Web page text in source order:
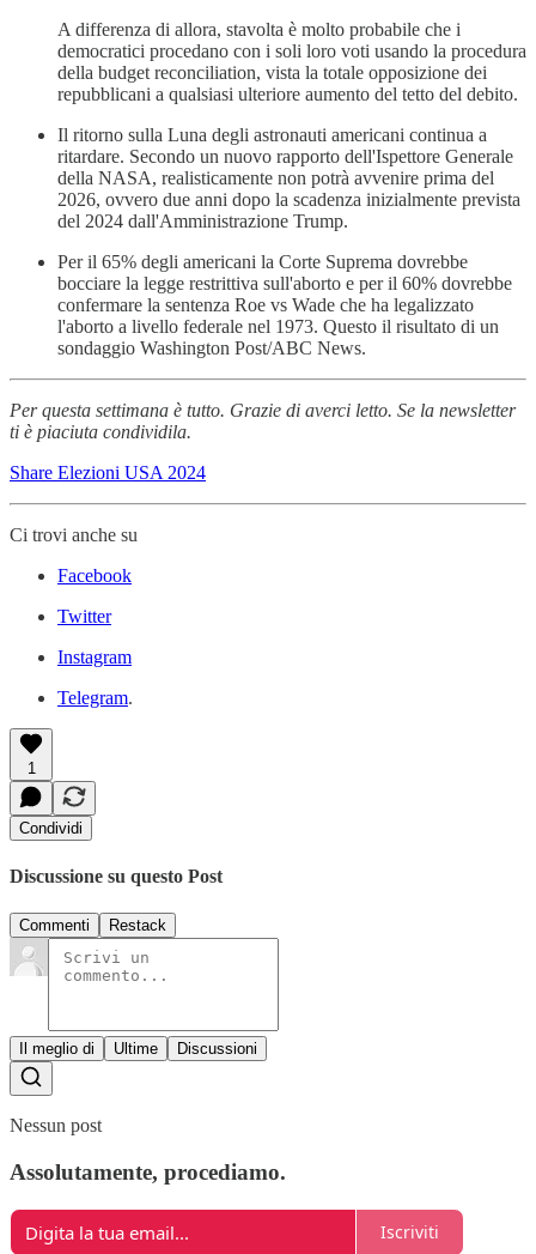
A differenza di allora, stavolta è molto probabile che i
democratici procedano con i soli loro voti usando la procedura
della budget reconciliation, vista la totale opposizione dei
repubblicani a qualsiasi ulteriore aumento del tetto del debito.
Il ritorno sulla Luna degli astronauti americani continua a
ritardare. Secondo un nuovo rapporto dell'Ispettore Generale
della NASA, realisticamente non potrà avvenire prima del
2026, ovvero due anni dopo la scadenza inizialmente prevista
del 2024 dall'Amministrazione Trump.
Per il 65% degli americani la Corte Suprema dovrebbe
bocciare la legge restrittiva sull'aborto e per il 60% dovrebbe
confermare la sentenza Roe vs Wade che ha legalizzato
l'aborto a livello federale nel 1973. Questo il risultato di un
sondaggio Washington Post/ABC News.
Per questa settimana è tutto. Grazie di averci letto. Se la newsletter
ti è piaciuta condividila.
Share Elezioni USA 2024
Ci trovi anche su
Facebook
Twitter
Instagram
Telegram.
1
Condividi
Discussione su questo Post
Commenti Restack
Il meglio di Ultime Discussioni
Nessun post
Assolutamente, procediamo.
Iscriviti